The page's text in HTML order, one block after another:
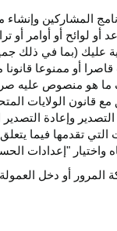
المشاركين وإنشاء
أو لوائح أو أوامر
عليك (بما في ذلك
أو ممنوعا
ما هو منصوص عليه
قانون الولايات
التصدير وإعادة
التي تقدمها فيما
"إعدادات
المرور أو دخل